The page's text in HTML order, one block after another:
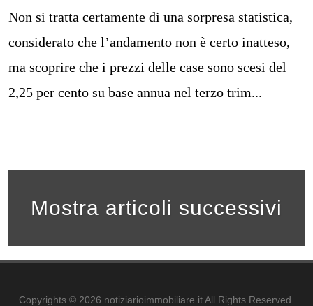
Non si tratta certamente di una sorpresa statistica,
considerato che l’andamento non è certo inatteso,
ma scoprire che i prezzi delle case sono scesi del
2,25 per cento su base annua nel terzo trim...
Mostra articoli successivi
Copyrights © 2026 notiziarioimmobiliare.it All Rights Reserved.